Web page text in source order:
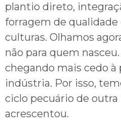
plantio direto,
forragem de qualidade
culturas. Olhamos
não para quem
chegando mais cedo à
indústria. Por isso,
ciclo pecuário de outra
acrescentou.